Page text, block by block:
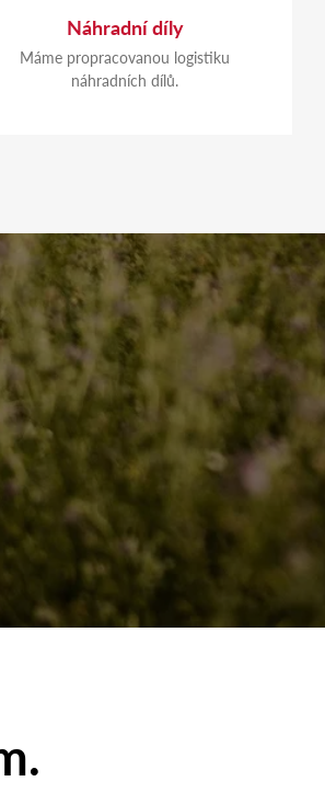
Náhradní díly
Máme propracovanou logistiku
náhradních dílů.